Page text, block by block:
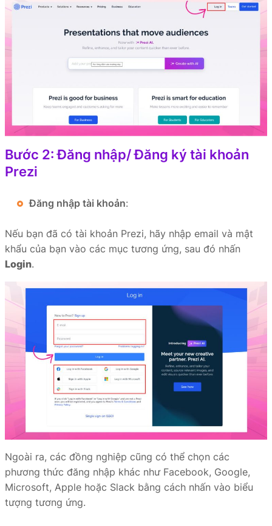
Bước 2: Đăng nhập/ Đăng ký tài khoản
Prezi
Đăng nhập tài khoản:
Nếu bạn đã có tài khoản Prezi, hãy nhập email và mật
khẩu của bạn vào các mục tương ứng, sau đó nhấn
Login.
Ngoài ra, các đồng nghiệp cũng có thể chọn các
phương thức đăng nhập khác như Facebook, Google,
Microsoft, Apple hoặc Slack bằng cách nhấn vào biểu
tượng tương ứng.